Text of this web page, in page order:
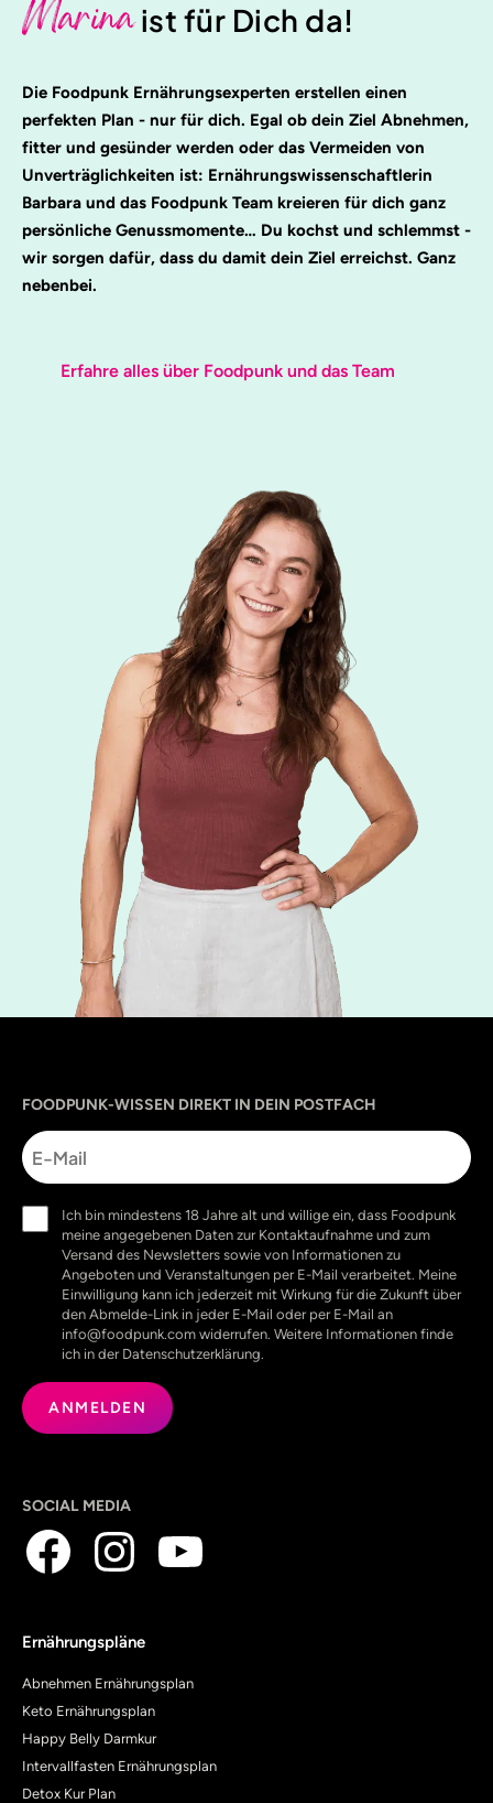
Marinaist für Dich da!
Die Foodpunk Ernährungsexperten erstellen einen
perfekten Plan - nur für dich. Egal ob dein Ziel Abnehmen,
fitter und gesünder werden oder das Vermeiden von
Unverträglichkeiten ist: Ernährungswissenschaftlerin
Barbara und das Foodpunk Team kreieren für dich ganz
persönliche Genussmomente… Du kochst und schlemmst -
wir sorgen dafür, dass du damit dein Ziel erreichst. Ganz
nebenbei.
Erfahre alles über Foodpunk und das Team
FOODPUNK-WISSEN DIREKT IN DEIN POSTFACH
E-
Mail
(erforderlich)
Ich bin mindestens 18 Jahre alt und willige ein, dass Foodpunk
meine angegebenen Daten zur Kontaktaufnahme und zum
Versand des Newsletters sowie von Informationen zu
Angeboten und Veranstaltungen per E-Mail verarbeitet. Meine
Einwilligung kann ich jederzeit mit Wirkung für die Zukunft über
den Abmelde-Link in jeder E-Mail oder per E-Mail an
info@foodpunk.com widerrufen. Weitere Informationen finde
ich in der Datenschutzerklärung.
SOCIAL MEDIA
Ernährungspläne
Abnehmen Ernährungsplan
Keto Ernährungsplan
Happy Belly Darmkur
Intervallfasten Ernährungsplan
Detox Kur Plan